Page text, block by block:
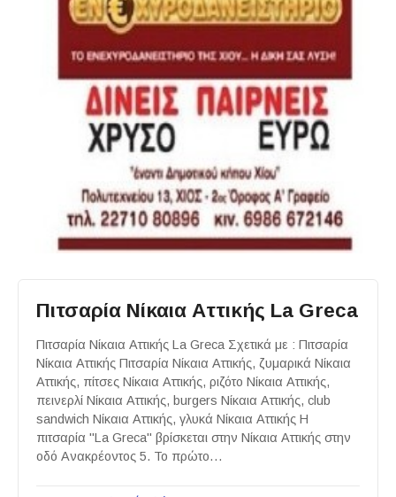
Πιτσαρία Νίκαια Αττικής La Greca
Πιτσαρία Νίκαια Αττικής La Greca Σχετικά με : Πιτσαρία
Νίκαια Αττικής Πιτσαρία Νίκαια Αττικής, ζυμαρικά Νίκαια
Αττικής, πίτσες Νίκαια Αττικής, ριζότο Νίκαια Αττικής,
πεινερλί Νίκαια Αττικής, burgers Νίκαια Αττικής, club
sandwich Νίκαια Αττικής, γλυκά Νίκαια Αττικής Η
πιτσαρία "La Greca" βρίσκεται στην Νίκαια Αττικής στην
οδό Ανακρέοντος 5. Το πρώτο…